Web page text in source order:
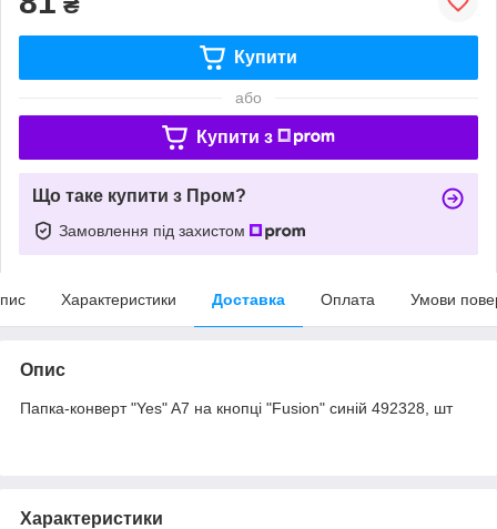
Купити
або
Купити з
Що таке купити з Пром?
Замовлення під захистом
Характеристики Доставка Оплата Умови
Опис
Папка-конверт "Yes" A7 на кнопці "Fusion" синій 492328, шт
Характеристики